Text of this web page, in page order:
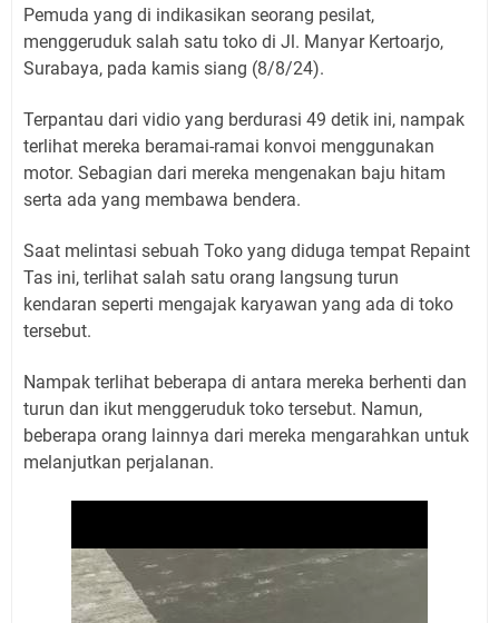
Pemuda yang di indikasikan seorang pesilat,
menggeruduk salah satu toko di Jl. Manyar Kertoarjo,
Surabaya, pada kamis siang (8/8/24).
Terpantau dari vidio yang berdurasi 49 detik ini, nampak
terlihat mereka beramai-ramai konvoi menggunakan
motor. Sebagian dari mereka mengenakan baju hitam
serta ada yang membawa bendera.
Saat melintasi sebuah Toko yang diduga tempat Repaint
Tas ini, terlihat salah satu orang langsung turun
kendaran seperti mengajak karyawan yang ada di toko
tersebut.
Nampak terlihat beberapa di antara mereka berhenti dan
turun dan ikut menggeruduk toko tersebut. Namun,
beberapa orang lainnya dari mereka mengarahkan untuk
melanjutkan perjalanan.